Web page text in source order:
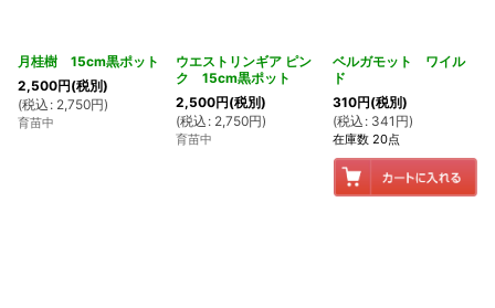
月桂樹 15cm黒ポット
2,500円(税別)
(税込 : 2,750円)
育苗中
ウエストリンギア ピン
ク 15cm黒ポット
2,500円(税別)
(税込 : 2,750円)
育苗中
ベルガモット ワイル
ド
310円(税別)
(税込 : 341 円)
在庫数 20点